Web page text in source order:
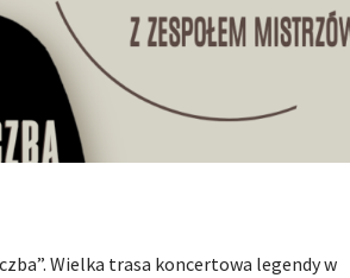
Wielka trasa koncertowa legendy w